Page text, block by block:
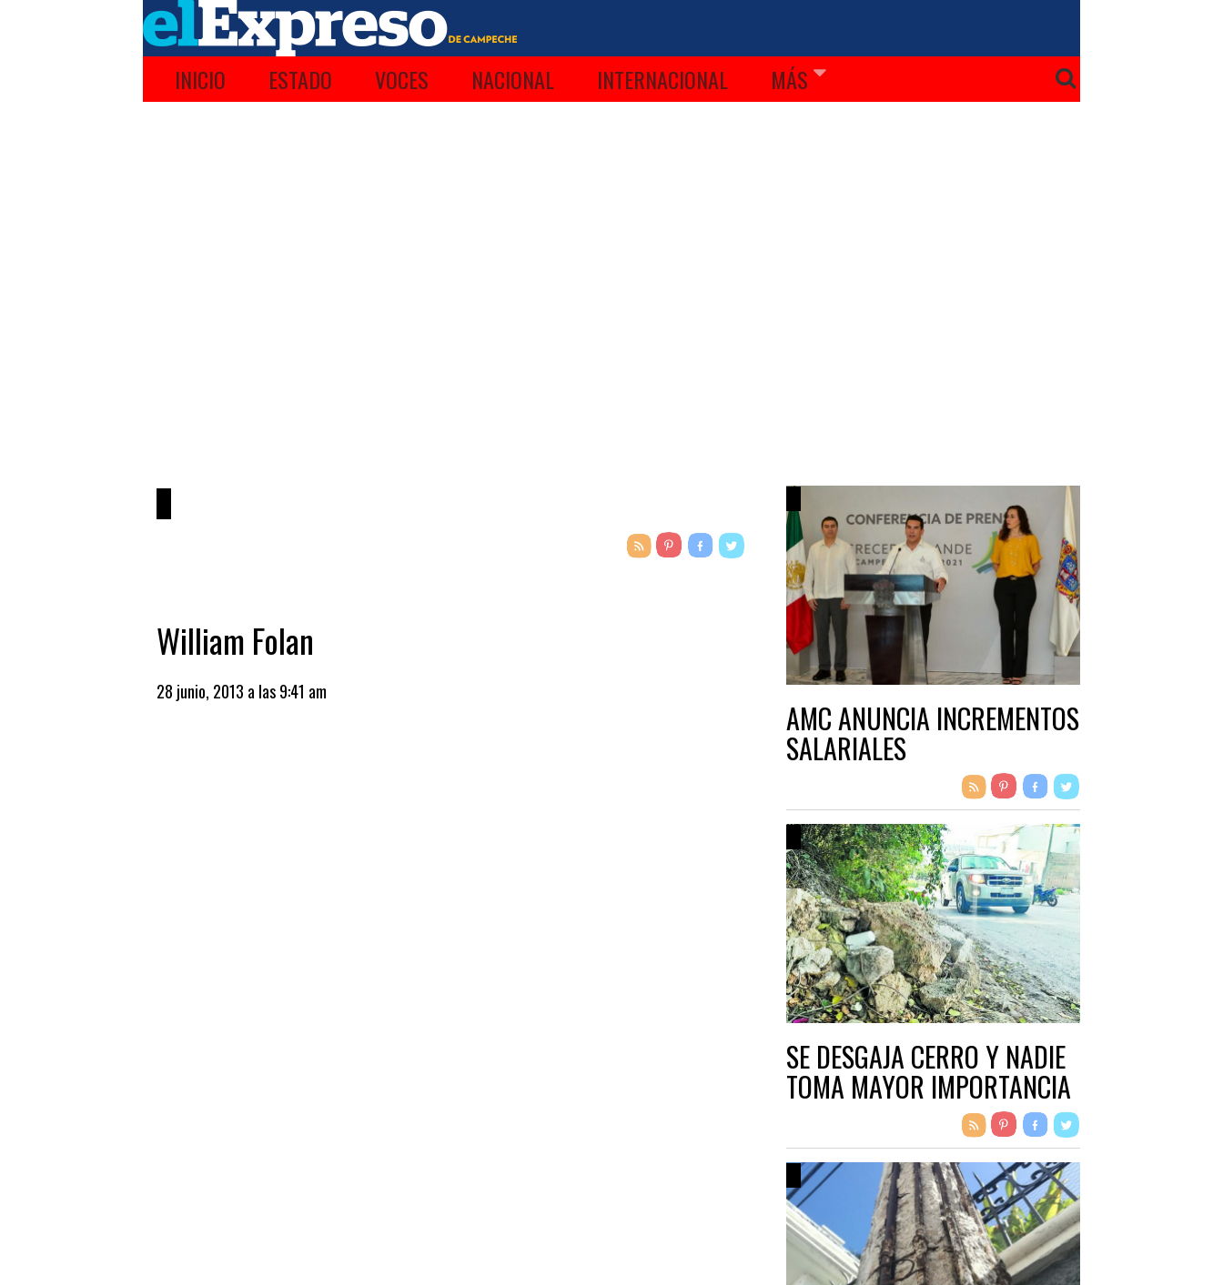
INICIO ESTADO VOCES NACIONAL INTERNACIONAL MÁS
William Folan
28 junio, 2013 a las 9:41 am
AMC ANUNCIA INCREMENTOS
SALARIALES
SE DESGAJA CERRO Y NADIE
TOMA MAYOR IMPORTANCIA